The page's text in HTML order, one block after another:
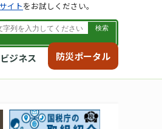
ジネス 防災ポータル
イトをお試しください。